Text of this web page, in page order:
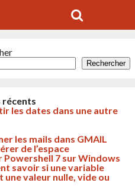
Rechercher
les dates dans une autre
les mails dans GMAIL
de l’espace
Powershell 7 sur Windows
savoir si une variable
une valeur nulle, vide ou